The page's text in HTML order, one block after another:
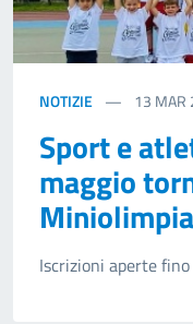
NOTIZIE 13 MAR
Sport e
maggio
Iscrizioni aperte